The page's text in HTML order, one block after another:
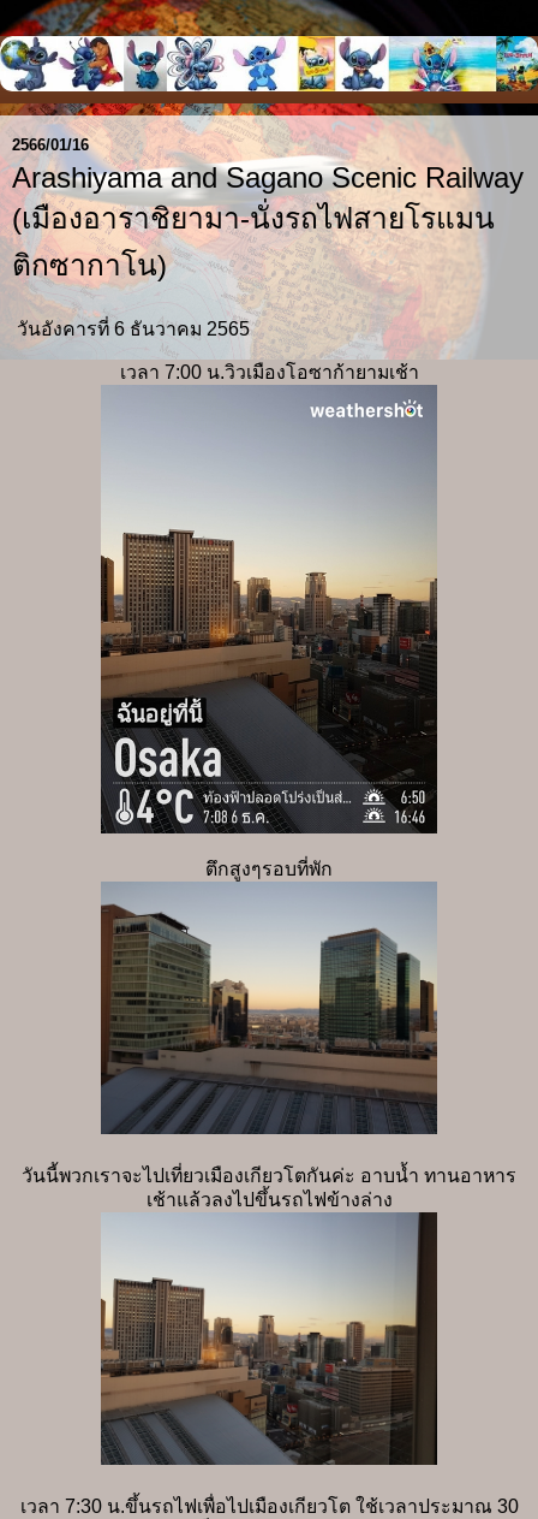
2566/01/16
Arashiyama and Sagano Scenic Railway
(เมืองอาราชิยามา-นั่งรถไฟสายโรแมน
ติกซากาโน)
วันอังคารที่ 6 ธันวาคม 2565
เวลา 7:00 น.วิวเมืองโอซาก้ายามเช้า
ตึกสูงๆรอบที่พัก
วันนี้พวกเราจะไปเที่ยวเมืองเกียวโตกันค่ะ อาบน้ำ ทานอาหาร
เช้าแล้วลงไปขึ้นรถไฟข้างล่าง
เวลา 7:30 น.ขึ้นรถไฟเพื่อไปเมืองเกียวโต ใช้เวลาประมาณ 30